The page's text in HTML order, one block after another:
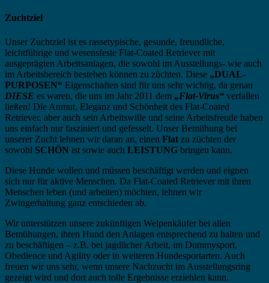
Zuchtziel
Unser Zuchtziel ist es rassetypische, gesunde, freundliche,
leichtführige und wesensfeste Flat-Coated Retriever mit
ausgeprägten Arbeitsanlagen, die sowohl im Ausstellungs- wie auch
im Arbeitsbereich bestehen können zu züchten. Diese „DUAL-
PURPOSEN“ Eigenschaften sind für uns sehr wichtig, da genau
DIESE es waren, die uns im Jahr 2011 dem „Flat-Virus“ verfallen
ließen! Die Anmut, Eleganz und Schönheit des Flat-Coated
Retriever, aber auch sein Arbeitswille und seine Arbeitsfreude haben
uns einfach nur fasziniert und gefesselt. Unser Bemühung bei
unserer Zucht lehnen wir daran an, einen Flat zu züchten der
sowohl SCHÖN ist sowie auch LEISTUNG bringen kann.
Diese Hunde wollen und müssen beschäftigt werden und eignen
sich nur für aktive Menschen. Da Flat-Coated Retriever mit ihren
Menschen leben (und arbeiten) möchten, lehnen wir
Zwingerhaltung ganz entschieden ab.
Wir unterstützen unsere zukünftigen Welpenkäufer bei allen
Bemühungen, ihren Hund den Anlagen entsprechend zu halten und
zu beschäftigen – z.B. bei jagdlicher Arbeit, im Dummysport,
Obedience und Agility oder in weiteren Hundesportarten. Auch
freuen wir uns sehr, wenn unsere Nachzucht im Ausstellungsring
gezeigt wird und dort auch tolle Ergebnisse erziehlen kann.